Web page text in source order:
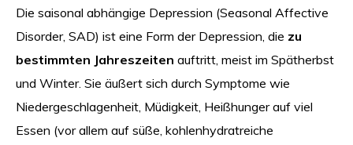
Die saisonal abhängige Depression (Seasonal Affective
Disorder, SAD) ist eine Form der Depression, die zu
bestimmten Jahreszeiten auftritt, meist im Spätherbst
und Winter. Sie äußert sich durch Symptome wie
Niedergeschlagenheit, Müdigkeit, Heißhunger auf viel
Essen (vor allem auf süße, kohlenhydratreiche